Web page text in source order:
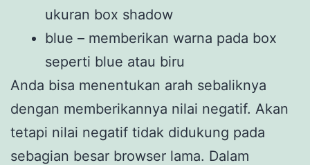
ukuran box shadow
blue – memberikan warna pada box
seperti blue atau biru
Anda bisa menentukan arah sebaliknya
dengan memberikannya nilai negatif. Akan
tetapi nilai negatif tidak didukung pada
sebagian besar browser lama. Dalam